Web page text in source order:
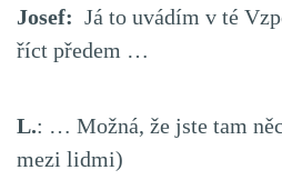
Josef: Já to uvádím v té
říct předem …
L.: … Možná, že jste tam
mezi lidmi)